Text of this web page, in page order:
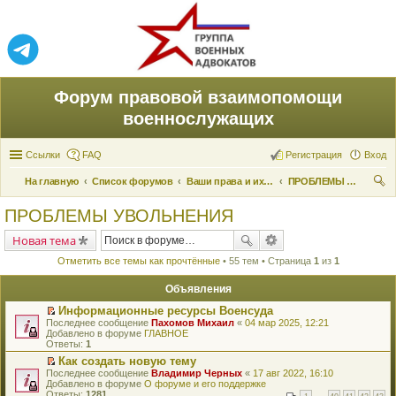
Форум правовой взаимопомощи
военнослужащих
Ссылки FAQ Вход
Регистрация
На главную Список форумов Ваши права и их реализация
ПРОБЛЕМЫ УВОЛЬНЕНИЯ
ПРОБЛЕМЫ УВОЛЬНЕНИЯ
Новая тема
Отметить все темы как прочтённые• 55 тем • Страница 1 из 1
Объявления
П
е
р
е
й
т
и
Информационные ресурсы Военсуда
Последнее сообщение Пахомов Михаил « 04 мар 2025, 12:21
Добавлено в форуме ГЛАВНОЕ
Ответы: 1
П
е
р
Как создать новую тему
Последнее сообщение Владимир Черных « 17 авг 2022, 16:10
Добавлено в форуме О форуме и его поддержке